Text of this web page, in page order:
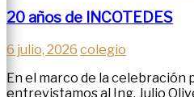
20 años de INCOTEDES
6 julio, 2026 colegio
En el marco de la celebración
entrevistamos al Ing. Julio